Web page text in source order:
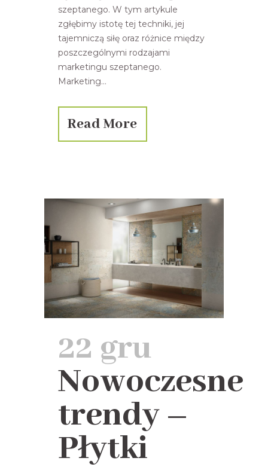
szeptanego. W tym artykule
zgłębimy istotę tej techniki, jej
tajemniczą siłę oraz różnice między
poszczególnymi rodzajami
marketingu szeptanego.
Marketing...
Read More
22 gru
Nowoczesne
trendy –
Płytki